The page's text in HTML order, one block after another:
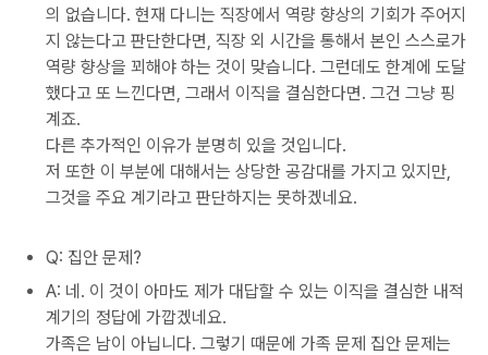
의 없습니다. 현재 다니는 직장에서 역량 향상의 기회가 주어지
지 않는다고 판단한다면, 직장 외 시간을 통해서 본인 스스로가
역량 향상을 꾀해야 하는 것이 맞습니다. 그런데도 한계에 도달
했다고 또 느낀다면, 그래서 이직을 결심한다면. 그건 그냥 핑
계죠.
다른 추가적인 이유가 분명히 있을 것입니다.
저 또한 이 부분에 대해서는 상당한 공감대를 가지고 있지만,
그것을 주요 계기라고 판단하지는 못하겠네요.
Q: 집안 문제?
A: 네. 이 것이 아마도 제가 대답할 수 있는 이직을 결심한 내적
계기의 정답에 가깝겠네요.
가족은 남이 아닙니다. 그렇기 때문에 가족 문제 집안 문제는